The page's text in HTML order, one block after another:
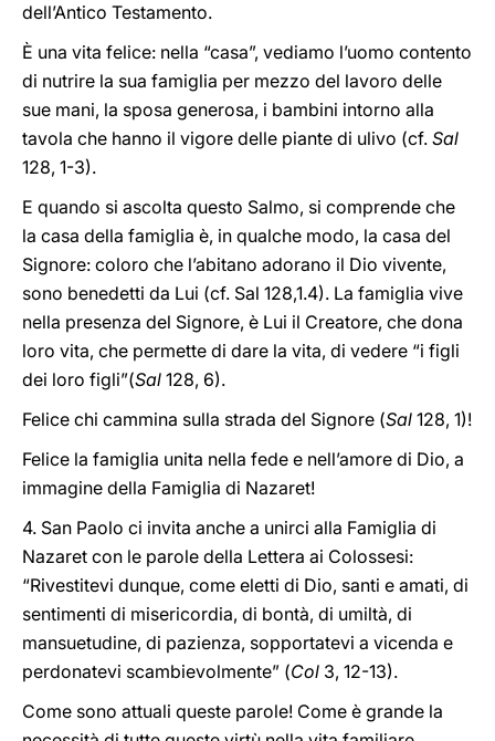
dell’Antico Testamento.
È una vita felice: nella “casa”, vediamo l’uomo contento
di nutrire la sua famiglia per mezzo del lavoro delle
sue mani, la sposa generosa, i bambini intorno alla
tavola che hanno il vigore delle piante di ulivo (cf. Sal
128, 1-3).
E quando si ascolta questo Salmo, si comprende che
la casa della famiglia è, in qualche modo, la casa del
Signore: coloro che l’abitano adorano il Dio vivente,
sono benedetti da Lui (cf. Sal 128,1.4). La famiglia vive
nella presenza del Signore, è Lui il Creatore, che dona
loro vita, che permette di dare la vita, di vedere “i figli
dei loro figli”(Sal 128, 6).
Felice chi cammina sulla strada del Signore (Sal 128, 1)!
Felice la famiglia unita nella fede e nell’amore di Dio, a
immagine della Famiglia di Nazaret!
4. San Paolo ci invita anche a unirci alla Famiglia di
Nazaret con le parole della Lettera ai Colossesi:
“Rivestitevi dunque, come eletti di Dio, santi e amati, di
sentimenti di misericordia, di bontà, di umiltà, di
mansuetudine, di pazienza, sopportatevi a vicenda e
perdonatevi scambievolmente” (Col 3, 12-13).
Come sono attuali queste parole! Come è grande la